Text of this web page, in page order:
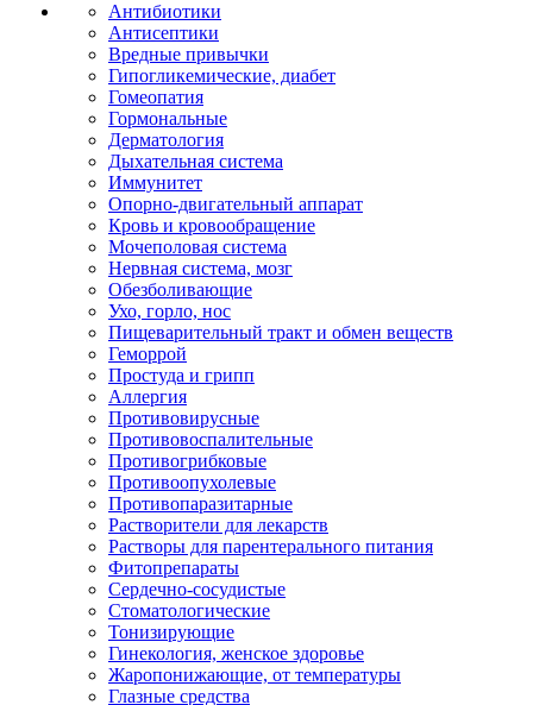
Антибиотики
Антисептики
Вредные привычки
Гипогликемические, диабет
Гомеопатия
Гормональные
Дерматология
Дыхательная система
Иммунитет
Опорно-двигательный аппарат
Кровь и кровообращение
Мочеполовая система
Нервная система, мозг
Обезболивающие
Ухо, горло, нос
Пищеварительный тракт и обмен веществ
Геморрой
Простуда и грипп
Аллергия
Противовирусные
Противовоспалительные
Противогрибковые
Противоопухолевые
Противопаразитарные
Растворители для лекарств
Растворы для парентерального питания
Фитопрепараты
Сердечно-сосудистые
Стоматологические
Тонизирующие
Гинекология, женское здоровье
Жаропонижающие, от температуры
Глазные средства